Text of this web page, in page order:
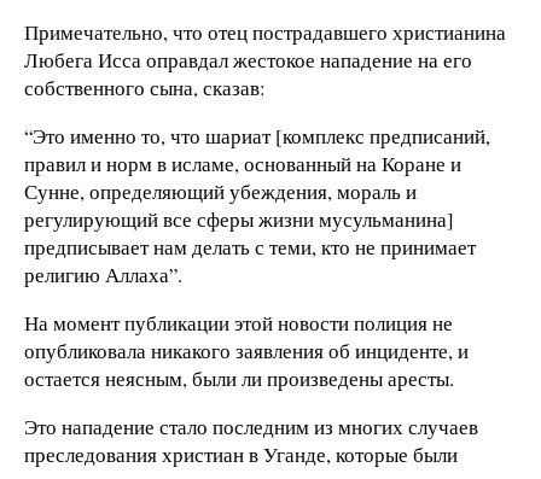
Примечательно, что отец пострадавшего христианина
Любега Исса оправдал жестокое нападение на его
собственного сына, сказав:
“Это именно то, что шариат [комплекс предписаний,
правил и норм в исламе, основанный на Коране и
Сунне, определяющий убеждения, мораль и
регулирующий все сферы жизни мусульманина]
предписывает нам делать с теми, кто не принимает
религию Аллаха”.
На момент публикации этой новости полиция не
опубликовала никакого заявления об инциденте, и
остается неясным, были ли произведены аресты.
Это нападение стало последним из многих случаев
преследования христиан в Уганде, которые были